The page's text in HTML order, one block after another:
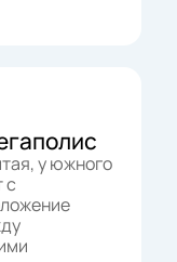
у южного
с